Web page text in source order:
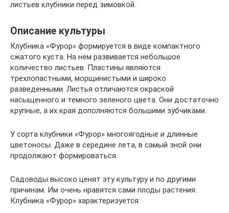
листьев клубники перед зимовкой.
Описание культуры
Клубника «Фурор» формируется в виде компактного
сжатого куста. На нем развивается небольшое
количество листьев. Пластины являются
трехлопастными, морщинистыми и широко
разведенными. Листья отличаются окраской
насыщенного и темного зеленого цвета. Они достаточно
крупные, а их края дополняются большими зубчиками.
У сорта клубники «Фурор» многоягодные и длинные
цветоносы. Даже в середине лета, в самый зной они
продолжают формироваться.
Садоводы высоко ценят эту культуру и по другими
причинам. Им очень нравятся сами плоды растения.
Клубника «Фурор» характеризуется: